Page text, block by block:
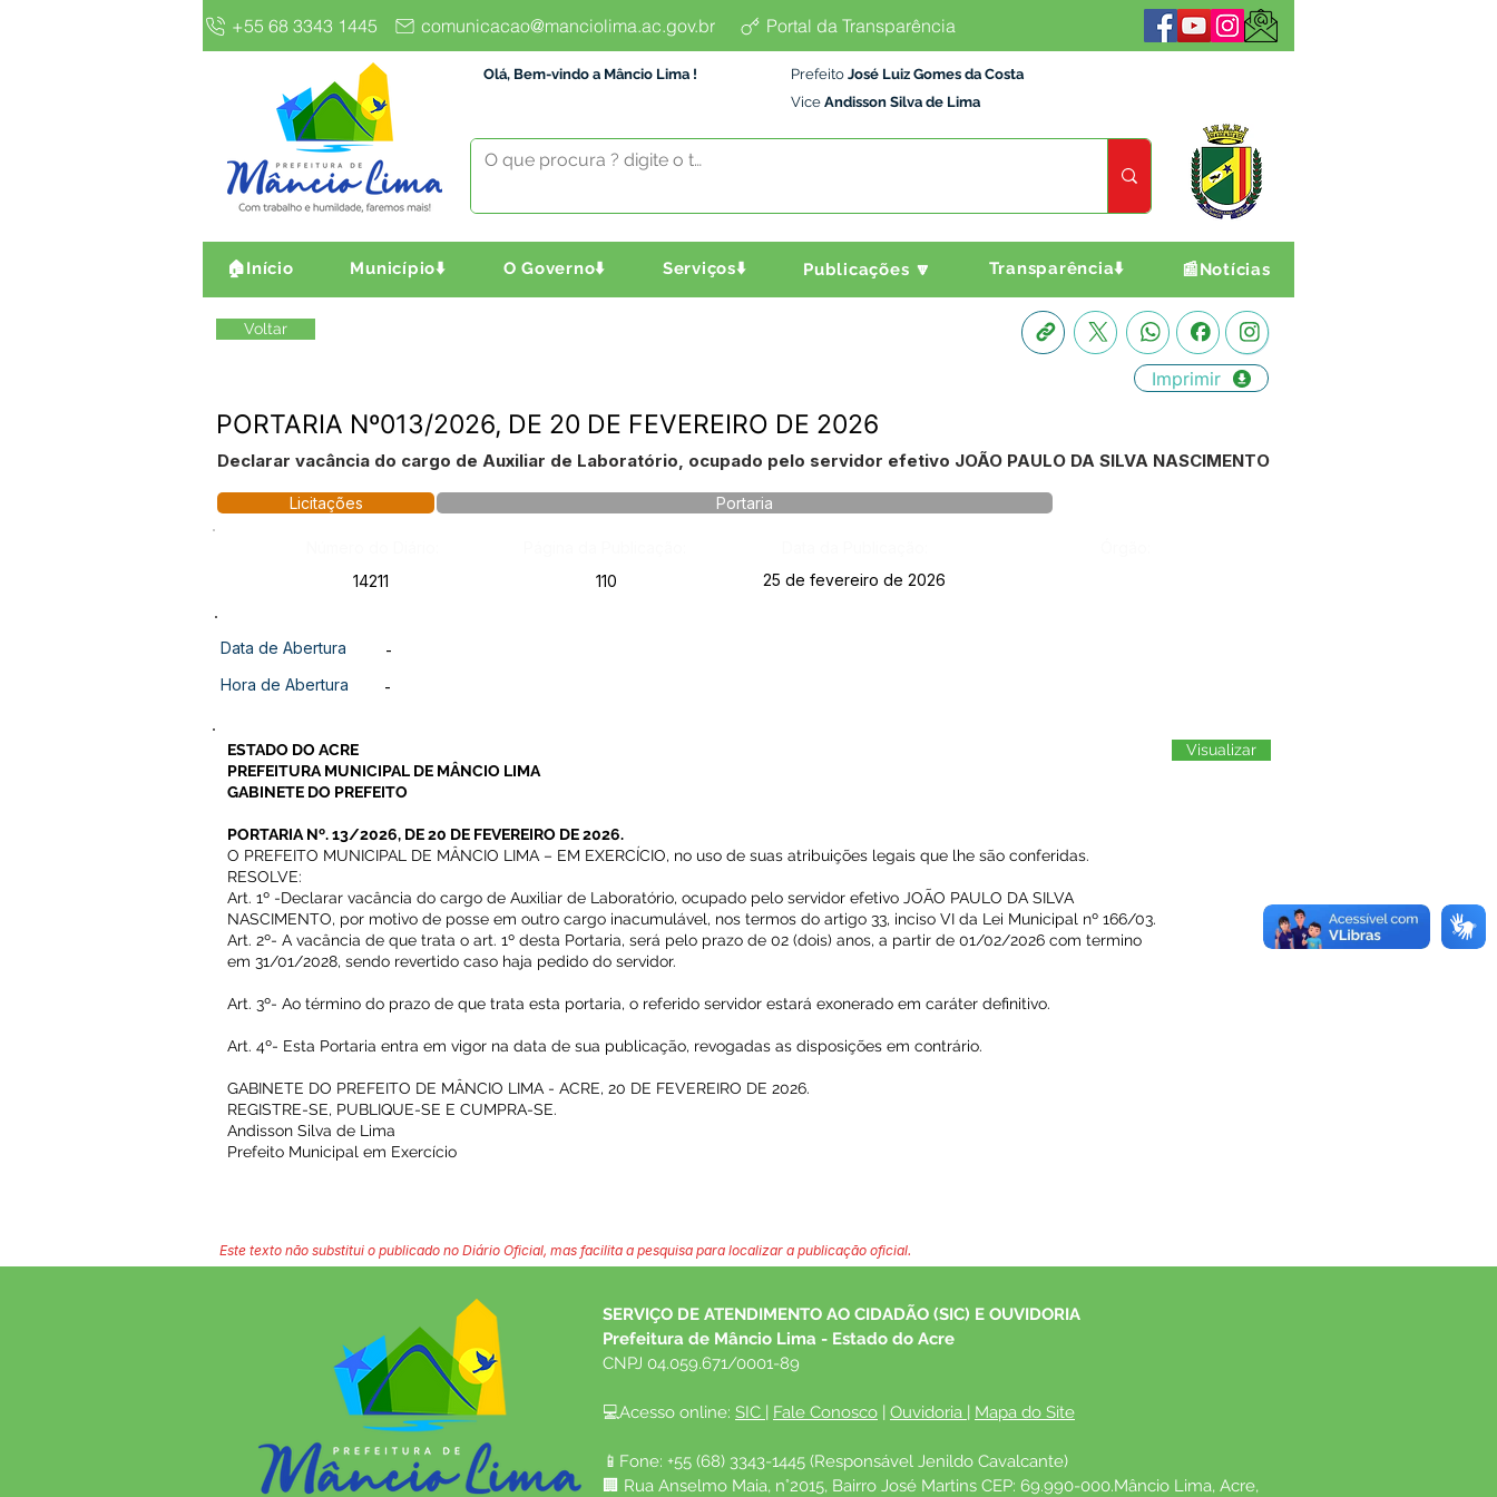
+55 68 3343 1445 comunicacao@manciolima.ac.gov.br Portal da Transparência
Olá, Bem-vindo a Mâncio Lima ! Prefeito José Luiz Gomes da Costa
Vice Andisson Silva de Lima
🏠Início Município⬇️ O Governo⬇️ Serviços⬇️ Publicações 🔽 Transparência⬇️ 📰Notícias
Voltar
Imprimir
PORTARIA Nº013/2026, DE 20 DE FEVEREIRO DE 2026
Declarar vacância do cargo de Auxiliar de Laboratório, ocupado pelo servidor efetivo JOÃO PAULO DA SILVA NASCIMENTO
Licitações Portaria
14211
110 25 de fevereiro de 2026
Data de Abertura
-
Hora de Abertura
-
ESTADO DO ACRE
PREFEITURA MUNICIPAL DE MÂNCIO LIMA
GABINETE DO PREFEITO
PORTARIA Nº. 13/2026, DE 20 DE FEVEREIRO DE 2026.
O PREFEITO MUNICIPAL DE MÂNCIO LIMA – EM EXERCÍCIO, no uso de suas atribuições legais que lhe são conferidas.
RESOLVE:
Art. 1º -Declarar vacância do cargo de Auxiliar de Laboratório, ocupado pelo servidor efetivo JOÃO PAULO DA SILVA
NASCIMENTO, por motivo de posse em outro cargo inacumulável, nos termos do artigo 33, inciso VI da Lei Municipal nº 166/03.
Art. 2º- A vacância de que trata o art. 1º desta Portaria, será pelo prazo de 02 (dois) anos, a partir de 01/02/2026 com termino
em 31/01/2028, sendo revertido caso haja pedido do servidor.
Art. 3º- Ao término do prazo de que trata esta portaria, o referido servidor estará exonerado em caráter definitivo.
Art. 4º- Esta Portaria entra em vigor na data de sua publicação, revogadas as disposições em contrário.
GABINETE DO PREFEITO DE MÂNCIO LIMA - ACRE, 20 DE FEVEREIRO DE 2026.
REGISTRE-SE, PUBLIQUE-SE E CUMPRA-SE.
Andisson Silva de Lima
Prefeito Municipal em Exercício
Visualizar
Este texto não substitui o publicado no Diário Oficial, mas facilita a pesquisa para localizar a publicação oficial.
SERVIÇO DE ATENDIMENTO AO CIDADÃO (SIC) E OUVIDORIA
Prefeitura de Mâncio Lima - Estado do Acre
CNPJ 04.059.671/0001-89
💻Acesso online: SIC | Fale Conosco | Ouvidoria | Mapa do Site
📱Fone: +55 (68) 3343-1445 (Responsável Jenildo Cavalcante)
🏢 Rua Anselmo Maia, n°2015, Bairro José Martins CEP: 69.990-000.Mâncio Lima, Acre,